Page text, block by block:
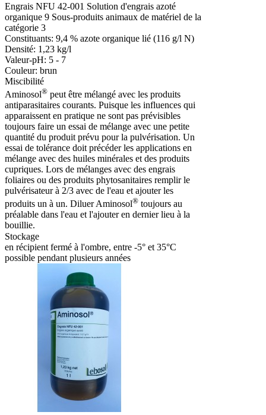
Engrais NFU 42-001 Solution d'engrais azoté
organique 9 Sous-produits animaux de matériel de la
catégorie 3
Constituants: 9,4 % azote organique lié (116 g/l N)
Densité: 1,23 kg/l
Valeur-pH: 5 - 7
Couleur: brun
Miscibilité
Aminosol® peut être mélangé avec les produits
antiparasitaires courants. Puisque les influences qui
apparaissent en pratique ne sont pas prévisibles
toujours faire un essai de mélange avec une petite
quantité du produit prévu pour la pulvérisation. Un
essai de tolérance doit précéder les applications en
mélange avec des huiles minérales et des produits
cupriques. Lors de mélanges avec des engrais
foliaires ou des produits phytosanitaires remplir le
pulvérisateur à 2/3 avec de l'eau et ajouter les
produits un à un. Diluer Aminosol® toujours au
préalable dans l'eau et l'ajouter en dernier lieu à la
bouillie.
Stockage
en récipient fermé à l'ombre, entre -5° et 35°C
possible pendant plusieurs années